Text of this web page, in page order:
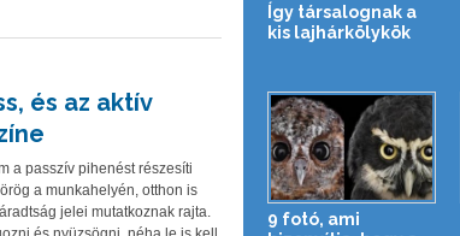
és az aktív
a passzív pihenést részesíti
a munkahelyén, otthon is
jelei mutatkoznak rajta.
Így társalognak a
kis lajhárkölykök
9 fotó, ami